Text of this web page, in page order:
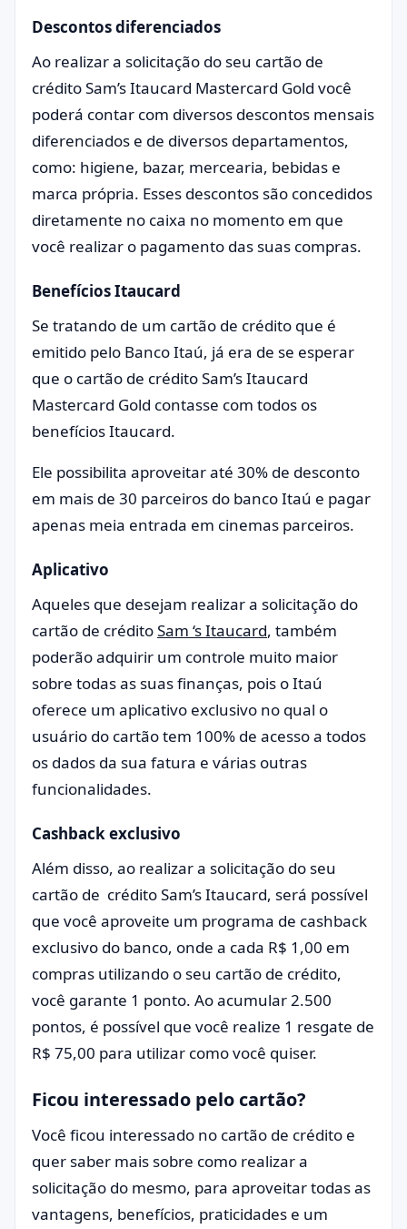
Descontos diferenciados
Ao realizar a solicitação do seu cartão de
crédito Sam’s Itaucard Mastercard Gold você
poderá contar com diversos descontos mensais
diferenciados e de diversos departamentos,
como: higiene, bazar, mercearia, bebidas e
marca própria. Esses descontos são concedidos
diretamente no caixa no momento em que
você realizar o pagamento das suas compras.
Benefícios Itaucard
Se tratando de um cartão de crédito que é
emitido pelo Banco Itaú, já era de se esperar
que o cartão de crédito Sam’s Itaucard
Mastercard Gold contasse com todos os
benefícios Itaucard.
Ele possibilita aproveitar até 30% de desconto
em mais de 30 parceiros do banco Itaú e pagar
apenas meia entrada em cinemas parceiros.
Aplicativo
Aqueles que desejam realizar a solicitação do
cartão de créditoSam ‘s Itaucard, também
poderão adquirir um controle muito maior
sobre todas as suas finanças, pois o Itaú
oferece um aplicativo exclusivo no qual o
usuário do cartão tem 100% de acesso a todos
os dados da sua fatura e várias outras
funcionalidades.
Cashback exclusivo
Além disso, ao realizar a solicitação do seu
cartão de crédito Sam’s Itaucard, será possível
que você aproveite um programa de cashback
exclusivo do banco, onde a cada R$ 1,00 em
compras utilizando o seu cartão de crédito,
você garante 1 ponto. Ao acumular 2.500
pontos, é possível que você realize 1 resgate de
R$ 75,00 para utilizar como você quiser.
Ficou interessado pelo cartão?
Você ficou interessado no cartão de crédito e
quer saber mais sobre como realizar a
solicitação do mesmo, para aproveitar todas as
vantagens, benefícios, praticidades e um